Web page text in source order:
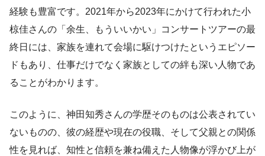
経験も豊富です。2021年から2023年にかけて行われた小
椋佳さんの「余生、もういいかい」コンサートツアーの最
終日には、家族を連れて会場に駆けつけたというエピソー
ドもあり、仕事だけでなく家族としての絆も深い人物であ
ることがわかります。
このように、神田知秀さんの学歴そのものは公表されてい
ないものの、彼の経歴や現在の役職、そして父親との関係
性を見れば、知性と信頼を兼ね備えた人物像が浮かび上が